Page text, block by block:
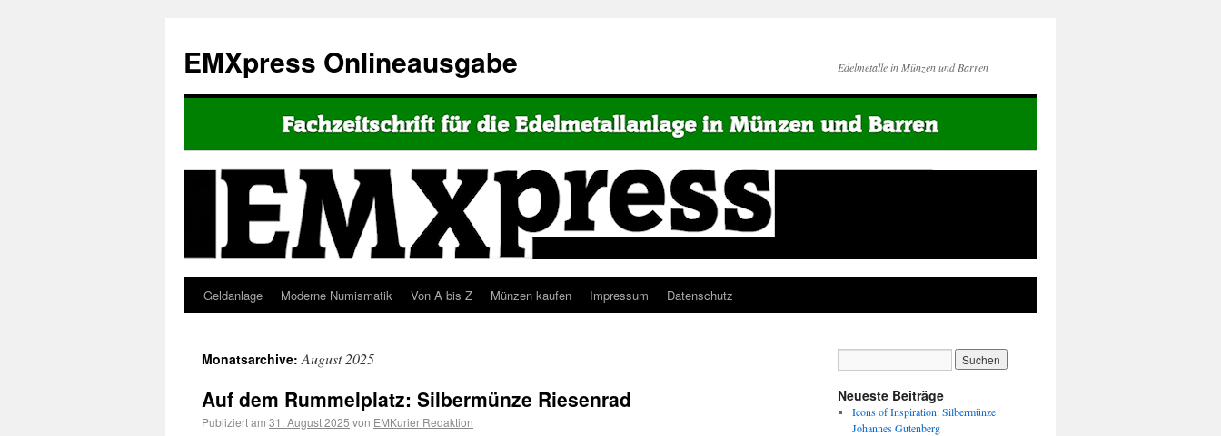
EMXpress Onlineausgabe Edelmetalle in Münzen und Barren
Geldanlage Moderne Numismatik Von A bis Z Münzen kaufen Impressum Datenschutz
Monatsarchive:August 2025
Auf dem Rummelplatz: Silbermünze Riesenrad
Publiziert am 31. August 2025 von EMKurier Redaktion
Neueste Beiträge
Icons of Inspiration: Silbermünze
Johannes Gutenberg